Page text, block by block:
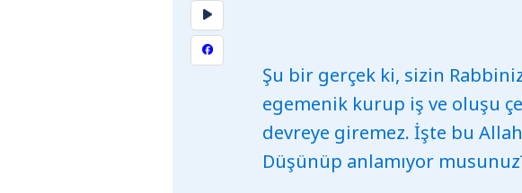
Şu bir gerçek ki, sizin
egemenik kurup iş ve oluşu
devreye giremez. İşte bu
Düşünüp anlamıyor